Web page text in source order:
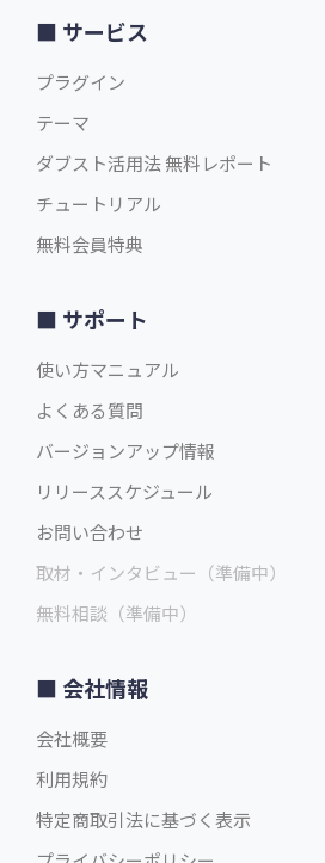
サービス
プラグイン
テーマ
ダブスト活用法 無料レポート
チュートリアル
無料会員特典
サポート
使い方マニュアル
よくある質問
バージョンアップ情報
リリーススケジュール
お問い合わせ
取材・インタビュー（準備中）
無料相談（準備中）
会社情報
会社概要
利用規約
特定商取引法に基づく表示